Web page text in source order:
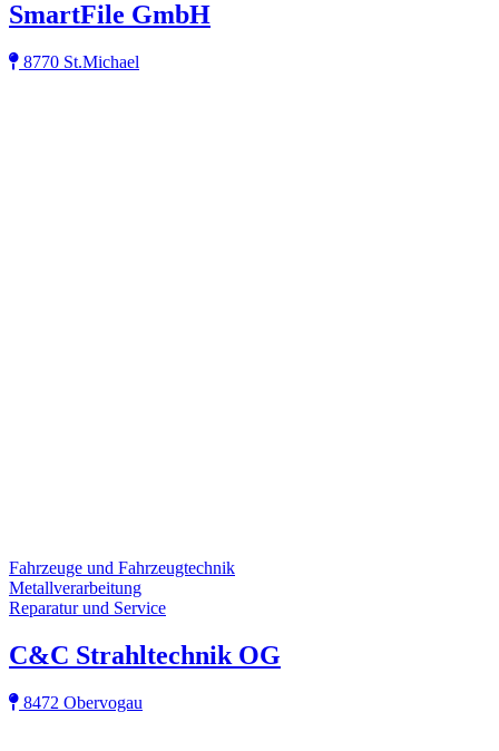
SmartFile GmbH
8770 St.Michael
Fahrzeuge und Fahrzeugtechnik
Metallverarbeitung
Reparatur und Service
C&C Strahltechnik OG
8472 Obervogau